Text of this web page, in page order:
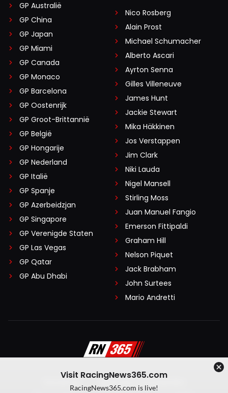
GP Australië
GP China
GP Japan
GP Miami
GP Canada
GP Monaco
GP Barcelona
GP Oostenrijk
GP Groot-Brittannië
GP België
GP Hongarije
GP Nederland
GP Italië
GP Spanje
GP Azerbeidzjan
GP Singapore
GP Verenigde Staten
GP Las Vegas
GP Qatar
GP Abu Dhabi
Nico Rosberg
Alain Prost
Michael Schumacher
Alberto Ascari
Ayrton Senna
Gilles Villeneuve
James Hunt
Jackie Stewart
Mika Häkkinen
Jos Verstappen
Jim Clark
Niki Lauda
Nigel Mansell
Stirling Moss
Juan Manuel Fangio
Emerson Fittipaldi
Graham Hill
Nelson Piquet
Jack Brabham
John Surtees
Mario Andretti
Algemene voorwaarden
Visit RacingNews365.com
RacingNews365.com is live!